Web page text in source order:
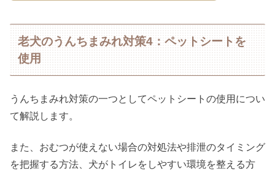
老犬のうんちまみれ対策4：ペットシートを
使用
うんちまみれ対策の一つとしてペットシートの使用につい
て解説します。
また、おむつが使えない場合の対処法や排泄のタイミング
を把握する方法、犬がトイレをしやすい環境を整える方